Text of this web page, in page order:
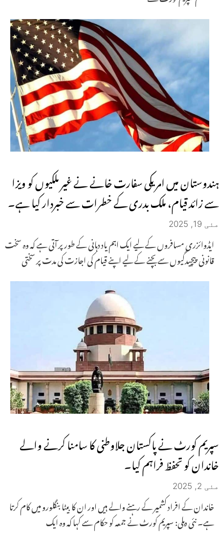
ہندوستان میں امریکی سفارت خانے نے غیر ملکیوں کو ویزا
سے زائد قیام، ملک بدری کے خطرات سے خبردار کیا ہے۔
مئی 19, 2025
ایڈوائزری مسافروں کے لیے ایک اہم یاد دہانی کے طور پر آتی ہے کہ وہ سخت
قانونی پیچیدگیوں سے بچنے کے لیے اپنے قیام کی اجازت کی مدت پر سختی
سپریم کورٹ نے پاکستان جلاوطنی کا سامنا کرنے والے
خاندان کو تحفظ فراہم کیا۔
مئی 2, 2025
خاندان کے افراد کشمیر کے رہنے والے ہیں اور ان کا بیٹا بنگلورو میں کام کرتا
ہے۔ نئی دہلی: سپریم کورٹ نے جمعہ کو حکام سے کہا کہ وہ ایک